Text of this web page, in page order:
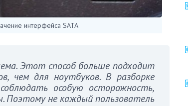
интерфейса SATA
Этот способ больше подходит
чем для ноутбуков. В разборке
особую осторожность,
Поэтому не каждый пользователь